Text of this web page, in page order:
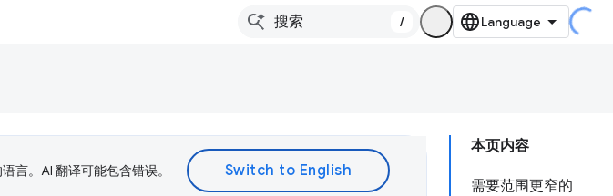
/
本页内容
需要范围更窄的
言。AI 翻译可能包含错误。